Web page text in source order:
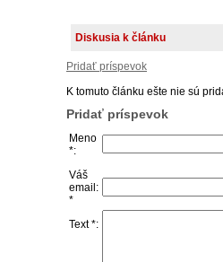
Diskusia k článku
Pridať príspevok
K tomuto článku ešte nie sú
Pridať príspevok
Meno
*:
Váš
email:
*
Text *: